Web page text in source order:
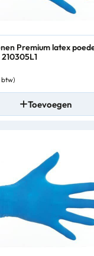
Premium latex
btw)
Toevoegen